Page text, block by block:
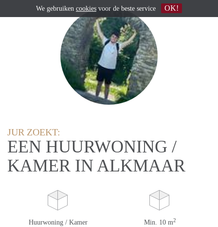
JUR ZOEKT:
EEN HUURWONING /
KAMER IN ALKMAAR
Huurwoning / Kamer Min. 10 m2
We gebruiken cookies voor de beste service OK!